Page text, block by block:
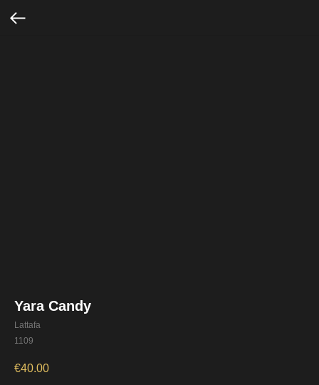
Yara Candy
Lattafa
1109
€40.00